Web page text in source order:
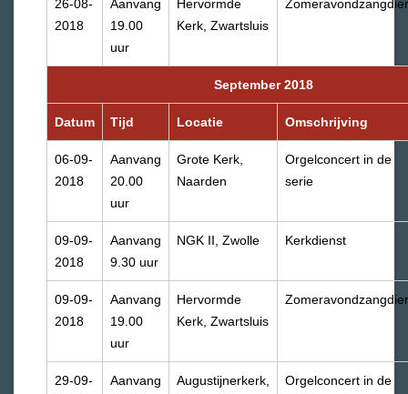
26-08-
2018
Aanvang
19.00
uur
Hervormde
Kerk, Zwartsluis
September 2018
Datum Tijd Locatie Omschrijving
06-09-
2018
Aanvang
20.00
uur
Grote Kerk,
Naarden
Orgelconcert in de
serie
09-09-
2018
Aanvang
9.30 uur
NGK II, Zwolle Kerkdienst
09-09-
2018
Aanvang
19.00
uur
Hervormde
Kerk, Zwartsluis
29-09-
Aanvang
Augustijnerkerk,
Orgelconcert in de